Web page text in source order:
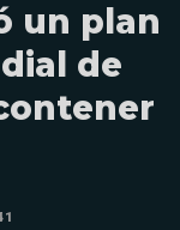
un plan
de